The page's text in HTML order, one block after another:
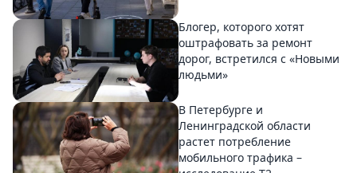
Блогер, которого хотят
оштрафовать за ремонт
дорог, встретился с «Новыми
людьми»
В Петербурге и
Ленинградской области
растет потребление
мобильного трафика –